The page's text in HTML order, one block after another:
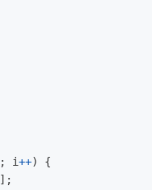
; i++)
{
];